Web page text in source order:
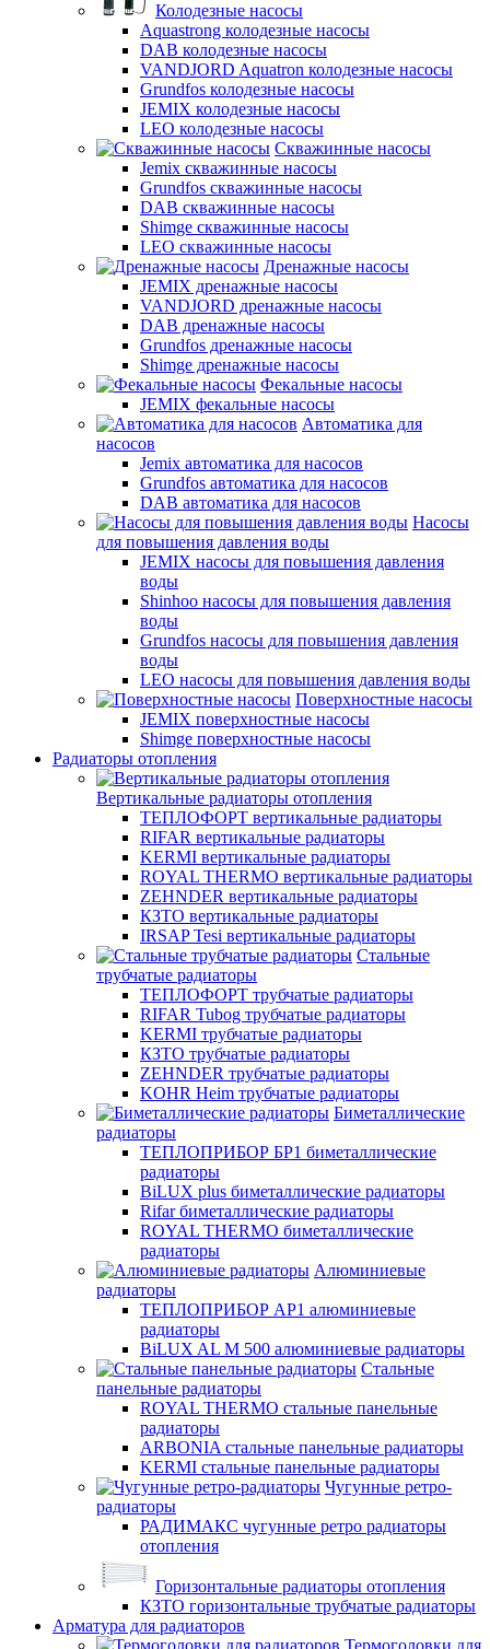
Колодезные насосы
Aquastrong колодезные насосы
DAB колодезные насосы
VANDJORD Aquatron колодезные насосы
Grundfos колодезные насосы
JEMIX колодезные насосы
LEO колодезные насосы
Скважинные насосы
Jemix cкважинные насосы
Grundfos скважинные насосы
DAB скважинные насосы
Shimge скважинные насосы
LEO скважинные насосы
Дренажные насосы
JEMIX дренажные насосы
VANDJORD дренажные насосы
DAB дренажные насосы
Grundfos дренажные насосы
Shimge дренажные насосы
Фекальные насосы
JEMIX фекальные насосы
Автоматика для
насосов
Jemix автоматика для насосов
Grundfos автоматика для насосов
DAB автоматика для насосов
Насосы
для повышения давления воды
JEMIX насосы для повышения давления
воды
Shinhoo насосы для повышения давления
воды
Grundfos насосы для повышения давления
воды
LEO насосы для повышения давления воды
Поверхностные насосы
JEMIX поверхностные насосы
Shimge поверхностные насосы
Радиаторы отопления
Вертикальные радиаторы отопления
ТЕПЛОФОРТ вертикальные радиаторы
RIFAR вертикальные радиаторы
KERMI вертикальные радиаторы
ROYAL THERMO вертикальные радиаторы
ZEHNDER вертикальные радиаторы
КЗТО вертикальные радиаторы
IRSAP Tesi вертикальные радиаторы
Стальные
трубчатые радиаторы
ТЕПЛОФОРТ трубчатые радиаторы
RIFAR Tubog трубчатые радиаторы
KERMI трубчатые радиаторы
КЗТО трубчатые радиаторы
ZEHNDER трубчатые радиаторы
KOHR Heim трубчатые радиаторы
Биметаллические
радиаторы
ТЕПЛОПРИБОР БР1 биметаллические
радиаторы
BiLUX plus биметаллические радиаторы
Rifar биметаллические радиаторы
ROYAL THERMO биметаллические
радиаторы
Алюминиевые
радиаторы
ТЕПЛОПРИБОР АР1 алюминиевые
радиаторы
BiLUX AL M 500 алюминиевые радиаторы
Стальные
панельные радиаторы
ROYAL THERMO стальные панельные
радиаторы
ARBONIA стальные панельные радиаторы
KERMI стальные панельные радиаторы
Чугунные ретро-
радиаторы
РАДИМАКС чугунные ретро радиаторы
отопления
Горизонтальные радиаторы отопления
КЗТО горизонтальные трубчатые радиаторы
Арматура для радиаторов
Термоголовки для